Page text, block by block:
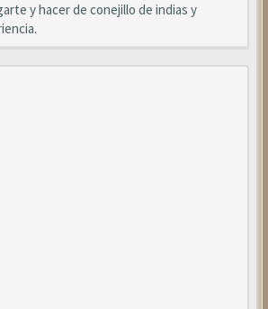
y hacer de conejillo de indias y